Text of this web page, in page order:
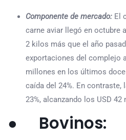
Componente de mercado: El
carne aviar llegó en octubre
2 kilos más que el año
exportaciones del complejo
millones en los últimos
caída del 24%. En
23%, alcanzando los USD 42
● Bovinos: